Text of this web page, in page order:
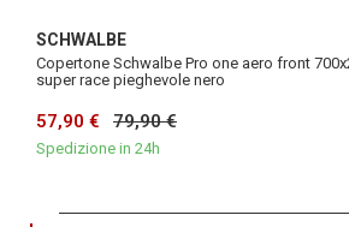
SCHWALBE
Copertone Schwalbe Pro one aero front
super race pieghevole nero
57,90 € 79,90 €
Spedizione in 24h